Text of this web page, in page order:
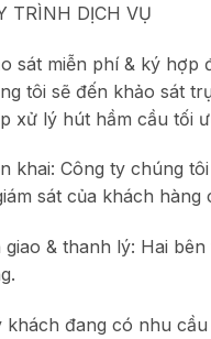
TRÌNH DỊCH VỤ
sát miễn phí & ký hợp
tôi sẽ đến khảo sát
xử lý hút hầm cầu tối
khai: Công ty chúng
sát của khách hàng
giao & thanh lý: Hai
khách đang có nhu